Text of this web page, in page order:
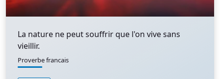
La nature ne peut souffrir que l'on vive sans
vieillir.
Proverbe francais